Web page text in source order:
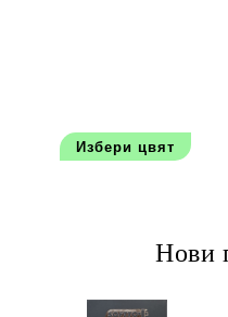
Избери цвят
Нови